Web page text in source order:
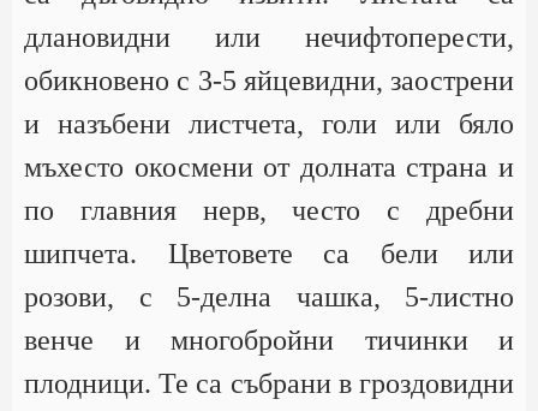
длановидни или нечифтоперести,
обикновено с 3-5 яйцевидни, заострени
и назъбени листчета, голи или бяло
мъхесто окосмени от долната страна и
по главния нерв, често с дребни
шипчета. Цветовете са бели или
розови, с 5-делна чашка, 5-листно
венче и многобройни тичинки и
плодници. Те са събрани в гроздовидни